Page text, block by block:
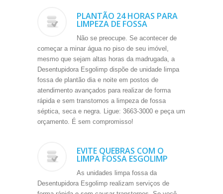
PLANTÃO 24 HORAS PARA
LIMPEZA DE FOSSA
Não se preocupe. Se acontecer de
começar a minar água no piso de seu imóvel,
mesmo que sejam altas horas da madrugada, a
Desentupidora Esgolimp dispõe de unidade limpa
fossa de plantão dia e noite em postos de
atendimento avançados para realizar de forma
rápida e sem transtornos a limpeza de fossa
séptica, seca e negra. Ligue: 3663-3000 e peça um
orçamento. É sem compromisso!
EVITE QUEBRAS COM O
LIMPA FOSSA ESGOLIMP
As unidades limpa fossa da
Desentupidora Esgolimp realizam serviços de